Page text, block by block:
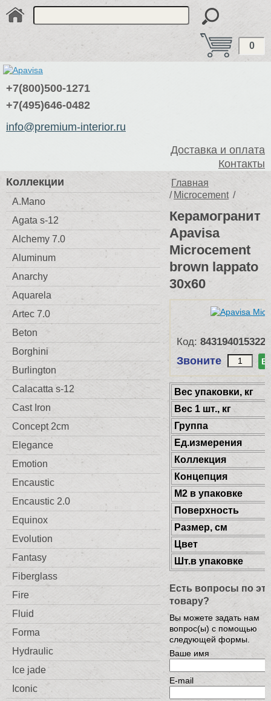
0
+7(800)500-1271
+7(495)646-0482
info@premium-interior.ru
Доставка и оплата
Контакты
Коллекции
A.Mano
Agata s-12
Alchemy 7.0
Aluminum
Anarchy
Aquarela
Artec 7.0
Beton
Borghini
Burlington
Calacatta s-12
Cast Iron
Concept 2cm
Elegance
Emotion
Encaustic
Encaustic 2.0
Equinox
Evolution
Fantasy
Fiberglass
Fire
Fluid
Forma
Hydraulic
Ice jade
Iconic
Главная
/ Microcement /
Керамогранит
Apavisa
Microcement
brown lappato
30x60
Код: 8431940153228
Звоните В
Веc упаковки, кг
Вес 1 шт., кг
Группа
Ед.измерения
Коллекция
Концепция
М2 в упаковке
Поверхность
Размер, см
Цвет
Шт.в упаковке
Есть вопросы по
товару?
Вы можете задать нам
вопрос(ы) с помощью
следующей формы.
Ваше имя
E-mail